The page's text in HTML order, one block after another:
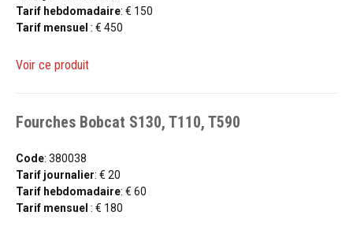
Tarif hebdomadaire: € 150
Tarif mensuel : € 450
Voir ce produit
Fourches Bobcat S130, T110, T590
Code: 380038
Tarif journalier: € 20
Tarif hebdomadaire: € 60
Tarif mensuel : € 180